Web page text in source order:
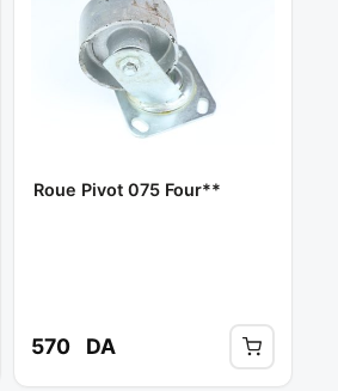
Roue Pivot 075 Four**
570 DA